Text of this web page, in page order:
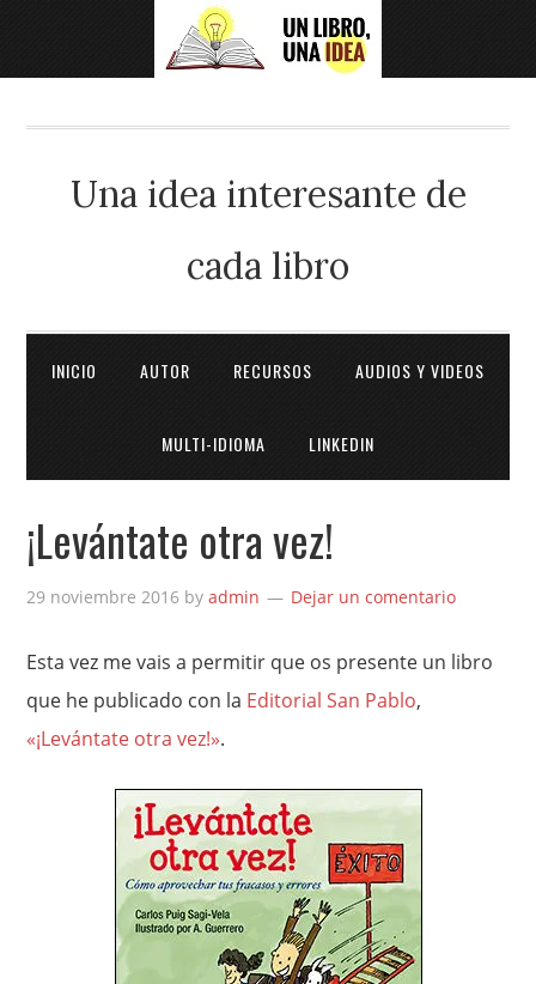
Una idea interesante de
cada libro
INICIO AUTOR RECURSOS AUDIOS Y VIDEOS
MULTI-IDIOMA LINKEDIN
¡Levántate otra vez!
29 noviembre 2016 byadmin Dejar un comentario
Esta vez me vais a permitir que os presente un libro
que he publicado con la Editorial San Pablo,
«¡Levántate otra vez!».